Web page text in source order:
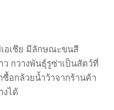
อเชีย มีลักษณะขนสี
กวางพันธุ์รูซ่าเป็นสัตว์ที่
อกล้วยน้ำว้าจากร้านค้า
งได้